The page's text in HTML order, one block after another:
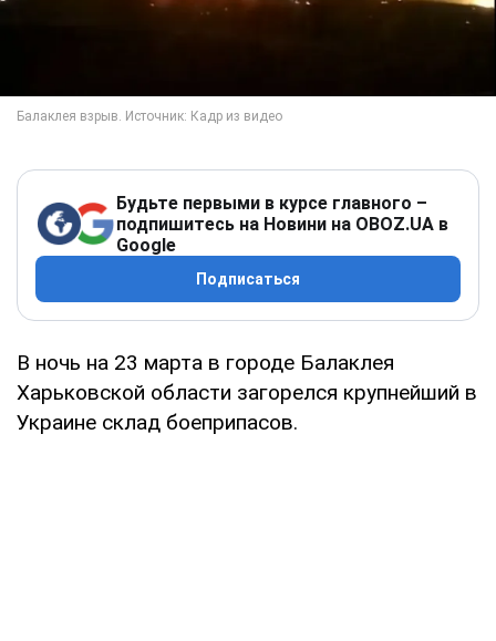
Будьте первыми в курсе главного –
подпишитесь на Новини на OBOZ.UA в
Google
Подписаться
В ночь на 23 марта в городе Балаклея
Харьковской области загорелся крупнейший в
Украине склад боеприпасов.